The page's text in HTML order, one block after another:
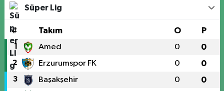
Süper Lig
# Takım O P
1 Amed 0 0
2 Erzurumspor FK 0 0
3 Başakşehir 0 0